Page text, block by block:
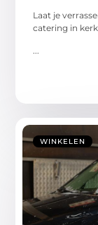
Laat je
catering in
WINKELEN